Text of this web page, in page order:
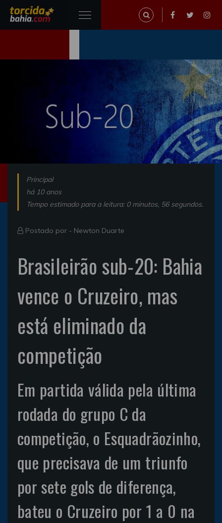
Principal
há 10 anos
Tempo estimado para a leitura: 0 minutos, 56 segundos.
Postado por - Newton Duarte
Brasileirão sub-20: Bahia
vence o Cruzeiro, mas
está eliminado da
competição
Em partida válida pela última
rodada do grupo C da
competição, o Esquadrãozinho,
que precisava de um triunfo
por sete gols de diferença,
bateu o Cruzeiro por 1 a 0 na